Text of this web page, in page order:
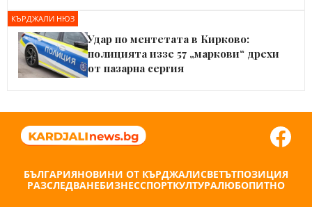
КЪРДЖАЛИ НЮЗ
Удар по ментетата в Кирково:
полицията иззе 57 „маркови“ дрехи
от пазарна сергия
БЪЛГАРИЯНОВИНИ ОТ КЪРДЖАЛИСВЕТЪТПОЗИЦИЯ
РАЗСЛЕДВАНЕБИЗНЕССПОРТКУЛТУРАЛЮБОПИТНО